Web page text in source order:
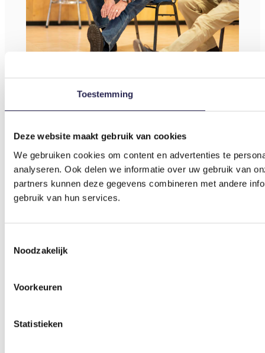
Toestemming
Deze website maakt gebruik van cookies
We gebruiken cookies om content en advertenties te
analyseren. Ook delen we informatie over uw gebruik van
partners kunnen deze gegevens combineren met andere
gebruik van hun services.
Noodzakelijk
Voorkeuren
Statistieken